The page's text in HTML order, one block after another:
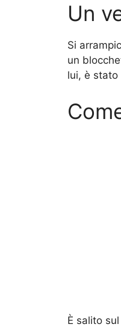
Un
Si
un
lui, è stato
È salito